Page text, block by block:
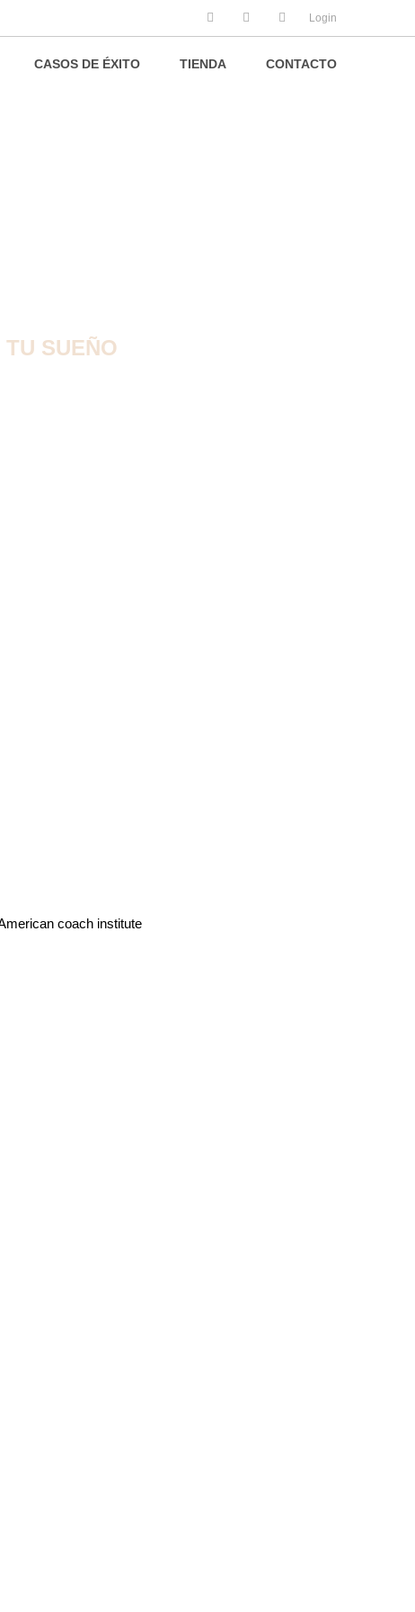
Login
CASOS DE ÉXITO TIENDA CONTACTO
TU SUEÑO